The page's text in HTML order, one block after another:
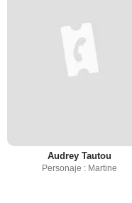
Audrey Tautou
Personaje : Martine